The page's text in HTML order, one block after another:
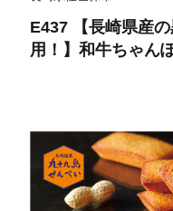
E437 【長崎県産
用！】和牛ちゃん